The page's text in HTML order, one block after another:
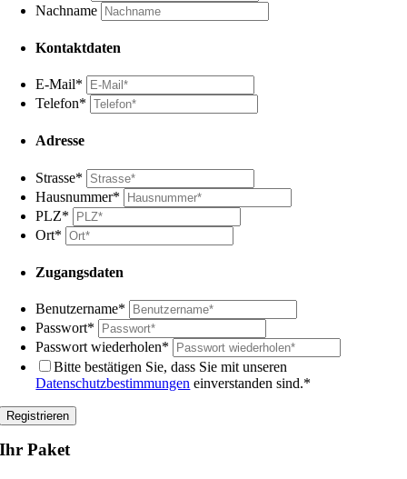
Nachname
Kontaktdaten
E-Mail*
Telefon*
Adresse
Strasse*
Hausnummer*
PLZ*
Ort*
Zugangsdaten
Benutzername*
Passwort*
Passwort wiederholen*
Bitte bestätigen Sie, dass Sie mit unseren
Datenschutzbestimmungen einverstanden sind.*
Ihr Paket